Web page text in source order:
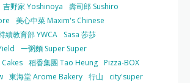
吉野家 Yoshinoya
壽司郎 Sushiro
美心中菜 Maxim's Chinese
續教育部 YWCA
Sasa 莎莎
一粥麵 Super Super
稻香集團 Tao Heung Pizza-BOX
東海堂 Arome Bakery 行山
city'super